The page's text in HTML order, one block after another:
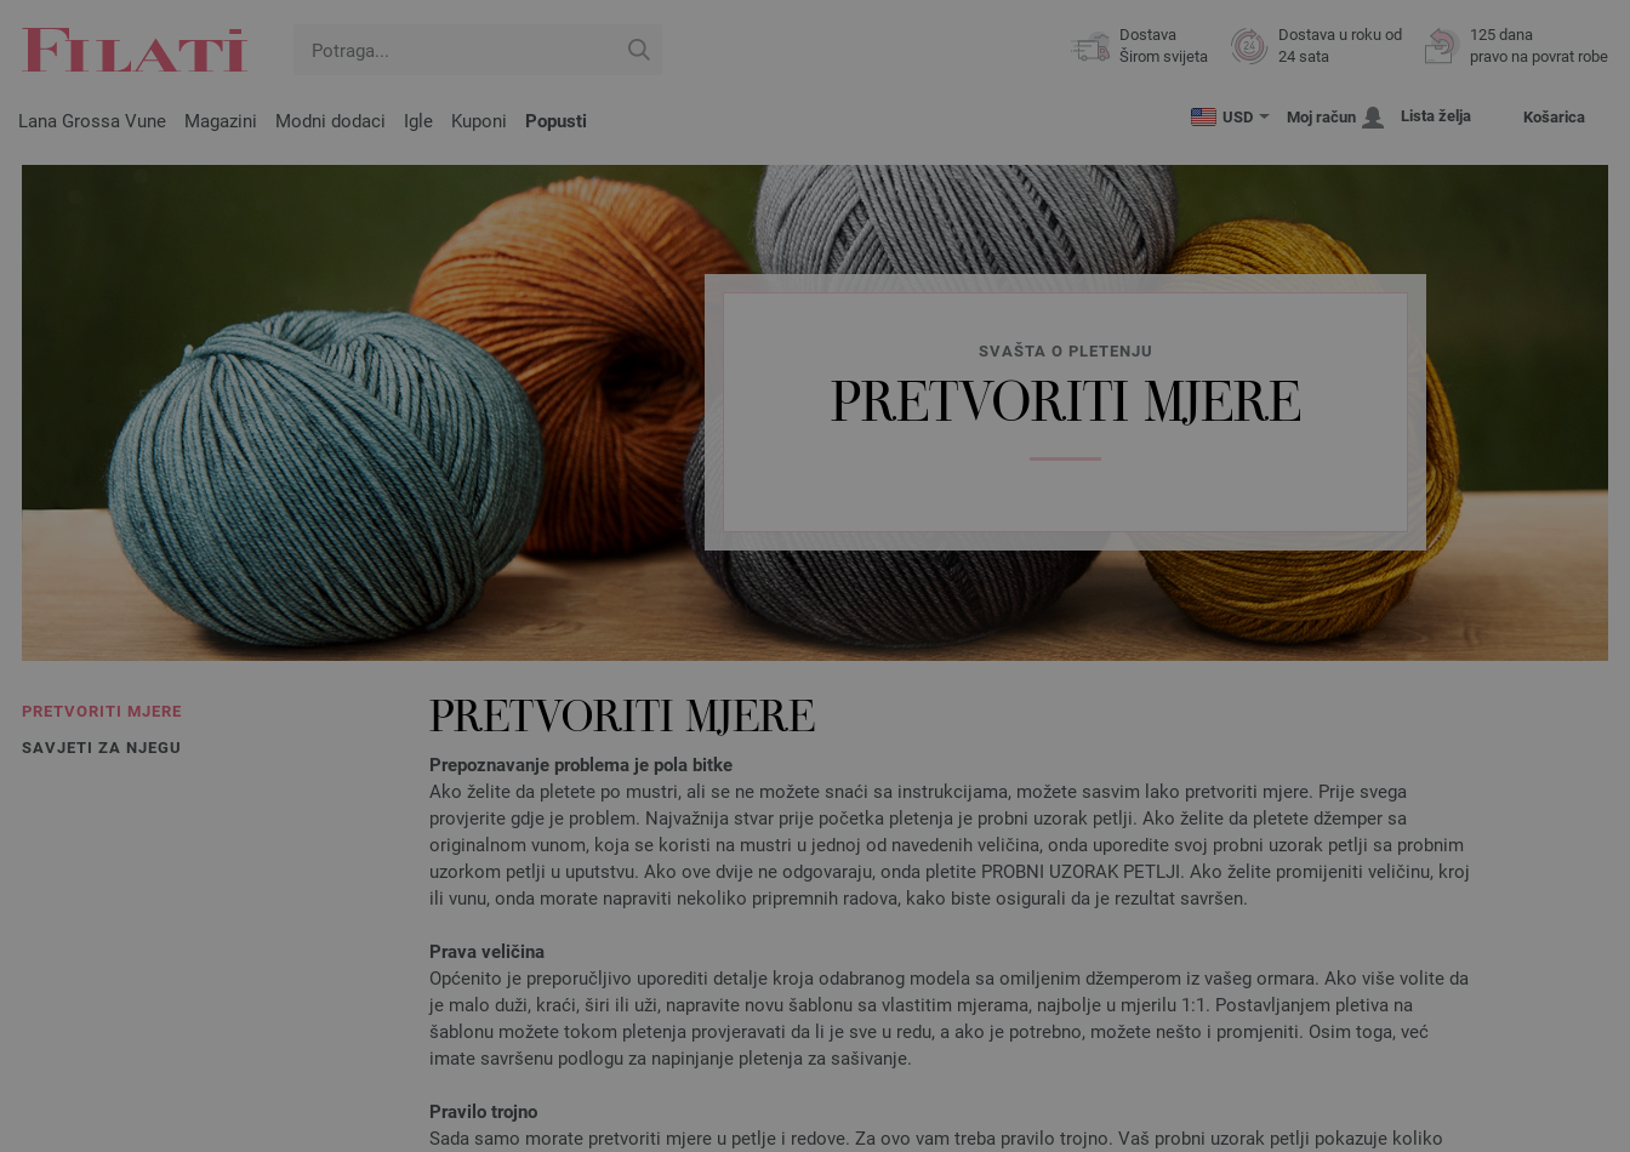
Dostava
Širom svijeta
Dostava u roku od
24 sata
125 dana
pravo na povrat robe
Lana Grossa Vune Magazini Modni dodaci Igle Kuponi Popusti USD Moj račun Lista želja Košarica
SVAŠTA O PLETENJU
PRETVORITI MJERE
PRETVORITI MJERE
SAVJETI ZA NJEGU
PRETVORITI MJERE
Prepoznavanje problema je pola bitke
Ako želite da pletete po mustri, ali se ne možete snaći sa instrukcijama, možete sasvim lako pretvoriti mjere. Prije svega
provjerite gdje je problem. Najvažnija stvar prije početka pletenja je probni uzorak petlji. Ako želite da pletete džemper sa
originalnom vunom, koja se koristi na mustri u jednoj od navedenih veličina, onda uporedite svoj probni uzorak petlji sa probnim
uzorkom petlji u uputstvu. Ako ove dvije ne odgovaraju, onda pletite PROBNI UZORAK PETLJI. Ako želite promijeniti veličinu, kroj
ili vunu, onda morate napraviti nekoliko pripremnih radova, kako biste osigurali da je rezultat savršen.
Prava veličina
Općenito je preporučljivo uporediti detalje kroja odabranog modela sa omiljenim džemperom iz vašeg ormara. Ako više volite da
je malo duži, kraći, širi ili uži, napravite novu šablonu sa vlastitim mjerama, najbolje u mjerilu 1:1. Postavljanjem pletiva na
šablonu možete tokom pletenja provjeravati da li je sve u redu, a ako je potrebno, možete nešto i promjeniti. Osim toga, već
imate savršenu podlogu za napinjanje pletenja za sašivanje.
Pravilo trojno
Sada samo morate pretvoriti mjere u petlje i redove. Za ovo vam treba pravilo trojno. Vaš probni uzorak petlji pokazuje koliko